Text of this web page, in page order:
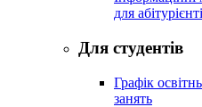
для
Для студентів
Графік
занять